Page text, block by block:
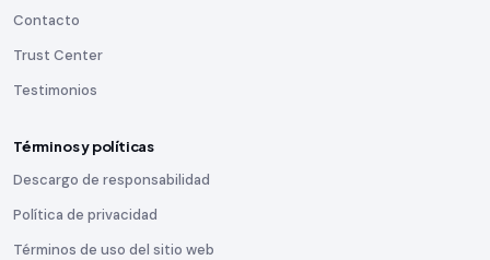
Contacto
Trust Center
Testimonios
Términos y políticas
Descargo de responsabilidad
Política de privacidad
Términos de uso del sitio web